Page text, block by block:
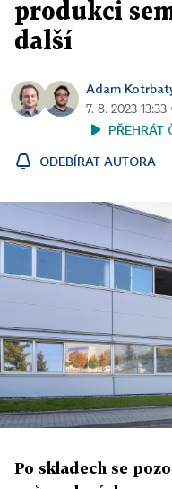
produkci
další
Adam
7. 8. 2023
PŘEHRÁT
ODEBÍRAT AUTORA
Po skladech se